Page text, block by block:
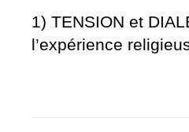
1) TENSION et
l’expérience